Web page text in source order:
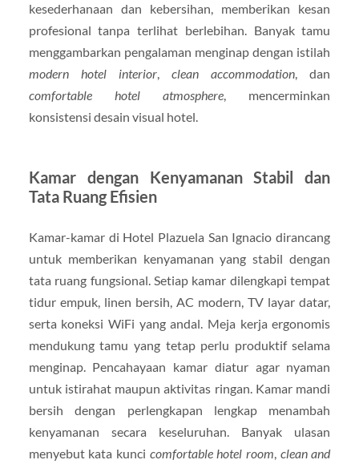
kesederhanaan dan kebersihan, memberikan kesan
profesional tanpa terlihat berlebihan. Banyak tamu
menggambarkan pengalaman menginap dengan istilah
modern hotel interior,clean accommodation, dan
comfortable hotel atmosphere, mencerminkan
konsistensi desain visual hotel.
Kamar dengan Kenyamanan Stabil dan
Tata Ruang Efisien
Kamar-kamar di Hotel Plazuela San Ignacio dirancang
untuk memberikan kenyamanan yang stabil dengan
tata ruang fungsional. Setiap kamar dilengkapi tempat
tidur empuk, linen bersih, AC modern, TV layar datar,
serta koneksi WiFi yang andal. Meja kerja ergonomis
mendukung tamu yang tetap perlu produktif selama
menginap. Pencahayaan kamar diatur agar nyaman
untuk istirahat maupun aktivitas ringan. Kamar mandi
bersih dengan perlengkapan lengkap menambah
kenyamanan secara keseluruhan. Banyak ulasan
menyebut kata kunci comfortable hotel room, clean and